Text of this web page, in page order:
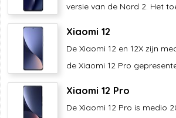
versie van de Nord 2. Het
Xiaomi 12
De Xiaomi 12 en 12X zijn
de Xiaomi 12 Pro
Xiaomi 12 Pro
De Xiaomi 12 Pro is medio